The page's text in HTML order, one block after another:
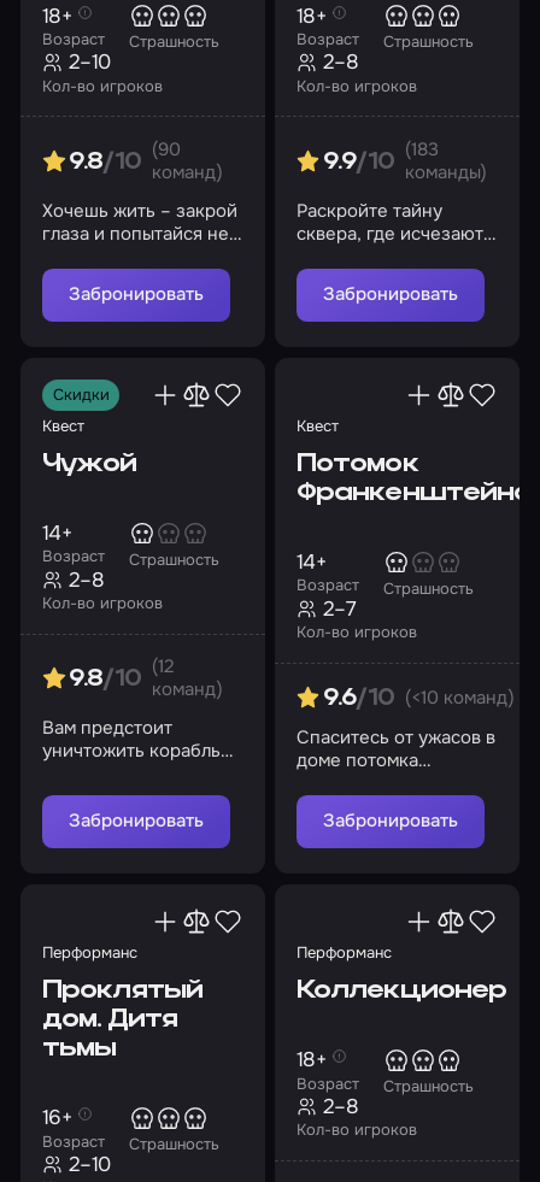
Возраст
18+
Страшность
Кол-во игроков
2–10
9.8/10
(90
команд)
Хочешь жить – закрой
глаза и попытайся не
Забронировать
Возраст
18+
Страшность
Кол-во игроков
2–8
9.9/10
(183
команды)
Раскройте тайну
сквера, где исчезают
ловушки маньяка
Забронировать
Скидки
Квест
Чужой
Возраст
14+
Страшность
Кол-во игроков
2–8
9.8/10
(12
команд)
Вам предстоит
уничтожить корабль
спасательную капсулу,
чтобы выжить
Забронировать
Квест
Потомок
Франкенштейна
Возраст
14+
Страшность
Кол-во игроков
2–7
9.6/10 (<10 команд)
Спаситесь от ужасов в
доме потомка
Забронировать
Перформанс
Проклятый
дом. Дитя
тьмы
Возраст
16+
Страшность
2–10
Перформанс
Коллекционер
Возраст
18+
Страшность
Кол-во игроков
2–8